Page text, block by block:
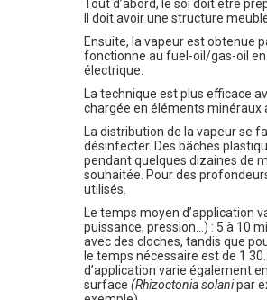
Tout d’abord, le sol doit être
Il doit avoir une structure
Ensuite, la vapeur est obtenue
fonctionne au fuel-oil/gas-oil
électrique.
La technique est plus efficace
chargée en éléments minéraux
La distribution de la vapeur se
désinfecter. Des bâches
pendant quelques dizaines de
souhaitée. Pour des
utilisés.
Le temps moyen d’application
puissance, pression…) : 5 à 10
avec des cloches, tandis que
le temps nécessaire est de 1
d’application varie également
surface(Rhizoctonia solanipar